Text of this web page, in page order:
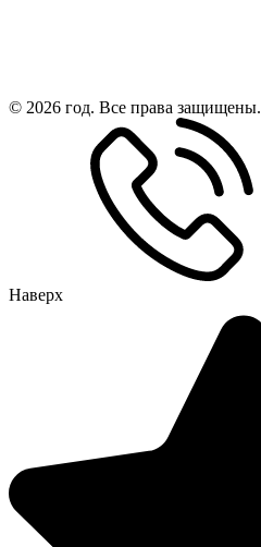
© 2026 год. Все права защищены.
Наверх